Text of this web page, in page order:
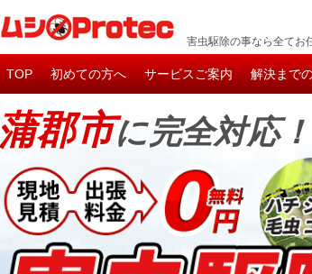
害虫駆除の事なら全てお
TOP 初めての方へ サービスご案内 解決まで
蒲郡市に完全対応！